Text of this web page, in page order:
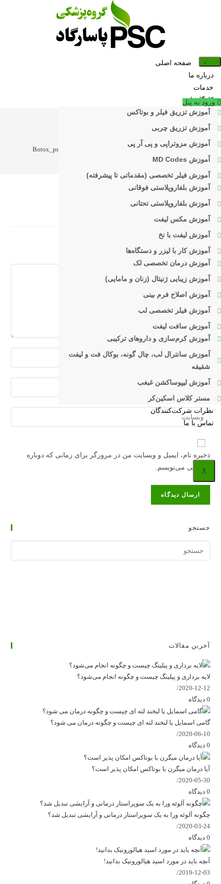
صفحه اصلی
درباره ما
خدمات
کارگاه‌ها
آموزش تزریق فیلر و بوتاکس
آموزش تزریق چربی
آموزش مزوتراپی و پی آر پی
آموزش MD Codes
آموزش فیلر تخصصی (مقدماتی تا پیشرفته)
آموزش بلفاروپلاستی فوقانی
آموزش بلفاروپلاستی تحتانی
آموزش مکس لیفت
آموزش لیفت با نخ
آموزش کار با لیزر و دستگاه‌ها
آموزش درمان تخصصی لک
آموزش زیبایی ژنیتال (زنان و مامایی)
آموزش اصلاح فرم بینی
آموزش فیلر تخصصی لب
آموزش سافت لیفت
آموزش کرم‌سازی و داروهای ترکیبی
آموزش سانترال لب، چال گونه، بوکال فت و لیفت
شقیقه
آموزش لیپوساکشن غبغب
مستر کلاس اسکین‌کر
نظرات شرکت‌کنندگان
تماس با ما
X
ورود به پنل
Botox_pscenter
> تزریق بوتاکس در دوران بارداری و شیردهی Botox_pscenter
دیدگاهتان را بنویسید
دیدگاه
برای
ارسال
دیدگاه
یا
نام‌کاربری
خود
را
وارد
برای
ارسال
دیدگاه
آدرس
خود
را
وارد
کنید
آدرس
وبسایت
خود
وارد
کنید
(اختیاری)
ذخیره نام، ایمیل و وبسایت من در مرورگر برای زمانی که دوباره
دیدگاهی می‌نویسم.
جستجو
وبسایت
آخرین مقالات
لایه برداری و پیلینگ چیست و چگونه انجام می‌شود؟
2020-12-12
/
0 دیدگاه
گامی اسمایل یا لبخند لثه ای چیست و چگونه درمان می شود؟
2020-06-10
/
0 دیدگاه
آیا درمان میگرن با بوتاکس امکان پذیر است؟
2020-05-30
/
0 دیدگاه
چگونه آلوئه ورا به یک سوپراستار درمانی و آرایشی تبدیل شد؟
2020-03-24
/
0 دیدگاه
آنچه باید در مورد اسید هیالورونیک بدانید!
2019-12-03
/